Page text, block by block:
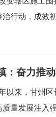
行动，成效
：奋力推
以来，甘州区
量发展注入